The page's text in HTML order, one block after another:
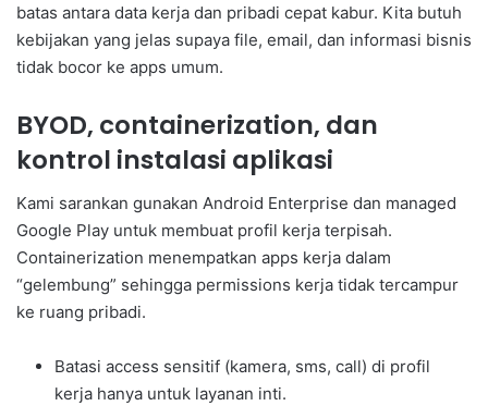
batas antara data kerja dan pribadi cepat kabur. Kita butuh
kebijakan yang jelas supaya file, email, dan informasi bisnis
tidak bocor ke apps umum.
BYOD, containerization, dan
kontrol instalasi aplikasi
Kami sarankan gunakan Android Enterprise dan managed
Google Play untuk membuat profil kerja terpisah.
Containerization menempatkan apps kerja dalam
“gelembung” sehingga permissions kerja tidak tercampur
ke ruang pribadi.
Batasi access sensitif (kamera, sms, call) di profil
kerja hanya untuk layanan inti.